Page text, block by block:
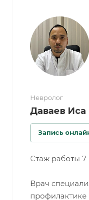
Невролог
Даваев
Запись
Стаж работы 7
Врач
профилактике